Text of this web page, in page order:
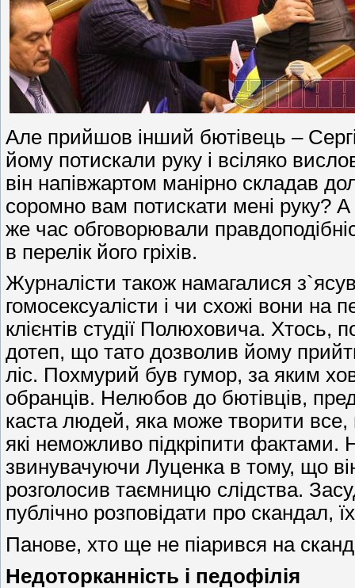
Але прийшов інший бютівець –
йому потискали руку і всіляко
він напівжартом манірно складав
соромно вам потискати мені руку?
же час обговорювали
в перелік його гріхів.
Журналісти також намагалися
гомосексуалісти і чи схожі вони
клієнтів студії Полюховича.
дотеп, що тато дозволив йому
ліс. Похмурий був гумор, за яким
обранців. Нелюбов до бютівців,
каста людей, яка може творити
які неможливо підкріпити фактами.
звинувачуючи Луценка в тому, що
розголосив таємницю слідства.
публічно розповідати про скандал,
Панове, хто ще не піарився на
Недоторканність і педофілія